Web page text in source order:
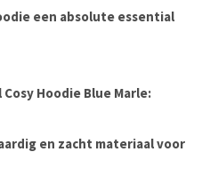
een absolute essential
Hoodie Blue Marle:
en zacht materiaal voor